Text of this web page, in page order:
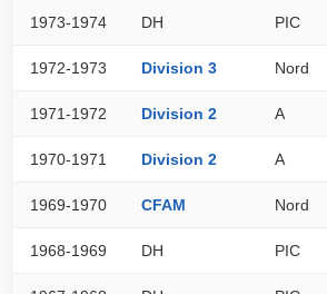
1973-1974 DH PIC
1972-1973 Division 3 Nord
1971-1972 Division 2 A
1970-1971 Division 2 A
1969-1970 CFAM Nord
1968-1969 DH PIC